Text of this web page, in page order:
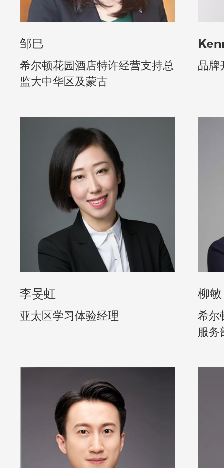
邹巳
希尔顿花园酒店特许经营支持总
监大中华区及蒙古
品牌
李旻虹
亚太区学习体验经理
柳敏
希尔
服务